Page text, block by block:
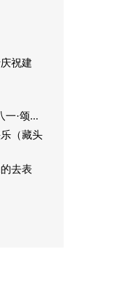
祝建
一·颂...
（藏头
去表